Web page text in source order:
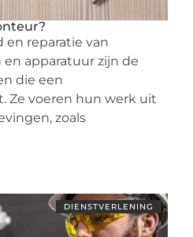
en reparatie van
apparatuur zijn de
die een
Ze voeren hun werk uit
zoals
DIENSTVERLENING